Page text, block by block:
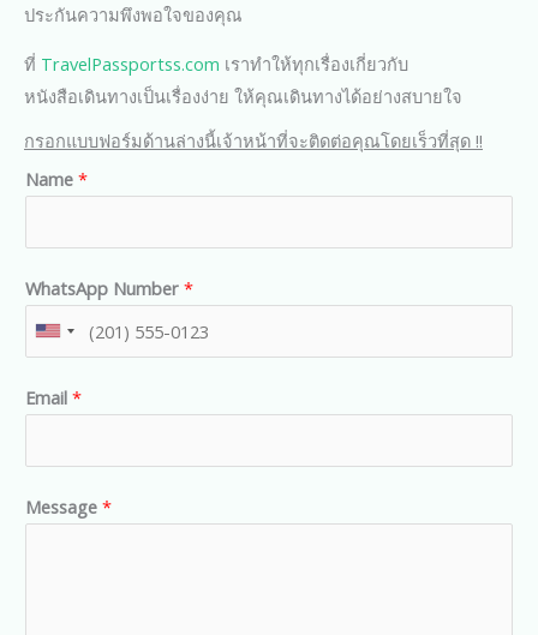
ประกันความพึงพอใจของคุณ
ที่ TravelPassportss.com เราทำให้ทุกเรื่องเกี่ยวกับ
หนังสือเดินทางเป็นเรื่องง่าย ให้คุณเดินทางได้อย่างสบายใจ
กรอกแบบฟอร์มด้านล่างนี้เจ้าหน้าที่จะติดต่อคุณโดยเร็วที่สุด !!
Name *
WhatsApp Number *
U
i
e
d
Email *
Message *